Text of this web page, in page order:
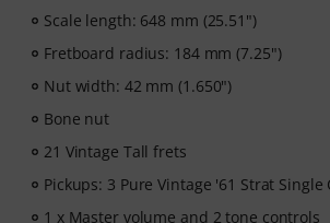
Scale length: 648 mm (25.51")
Fretboard radius: 184 mm (7.25")
Nut width: 42 mm (1.650")
Bone nut
21 Vintage Tall frets
Pickups: 3 Pure Vintage '61 Strat Single
1 x Master volume and 2 tone controls